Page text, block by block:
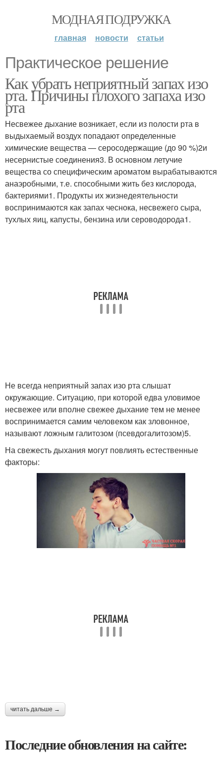
МОДНАЯ ПОДРУЖКА
главная новости статьи
Практическое решение
Как убрать неприятный запах изо
рта. Причины плохого запаха изо
рта
Несвежее дыхание возникает, если из полости рта в
выдыхаемый воздух попадают определенные
химические вещества — серосодержащие (до 90 %)2и
несернистые соединения3. В основном летучие
вещества со специфическим ароматом вырабатываются
анаэробными, т.е. способными жить без кислорода,
бактериями1. Продукты их жизнедеятельности
воспринимаются как запах чеснока, несвежего сыра,
тухлых яиц, капусты, бензина или сероводорода1.
Не всегда неприятный запах изо рта слышат
окружающие. Ситуацию, при которой едва уловимое
несвежее или вполне свежее дыхание тем не менее
воспринимается самим человеком как зловонное,
называют ложным галитозом (псевдогалитозом)5.
На свежесть дыхания могут повлиять естественные
факторы:
читать дальше →
Последние обновления на сайте: